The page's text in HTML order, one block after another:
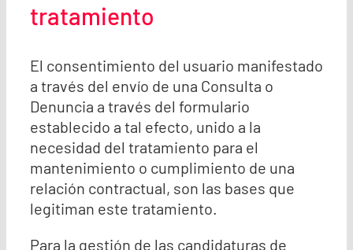
tratamiento
El consentimiento del usuario manifestado
a través del envío de una Consulta o
Denuncia a través del formulario
establecido a tal efecto, unido a la
necesidad del tratamiento para el
mantenimiento o cumplimiento de una
relación contractual, son las bases que
legitiman este tratamiento.
Para la gestión de las candidaturas de